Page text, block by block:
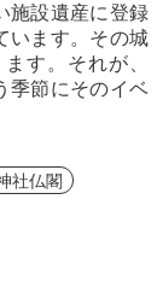
施設遺産に登録
います。その城
す。それが、
季節にそのイベ
社仏閣